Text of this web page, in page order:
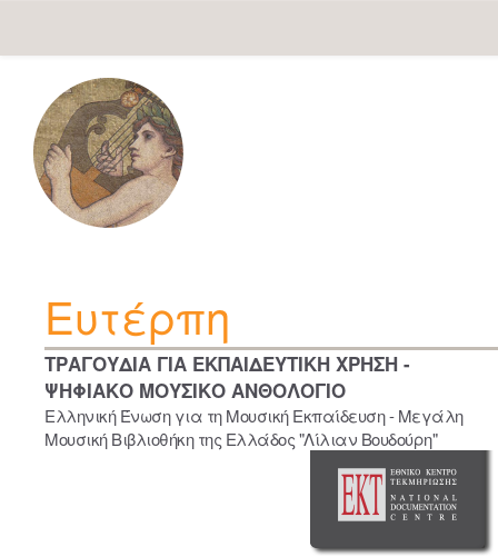
navigation
Ευτέρπη
ΤΡΑΓΟΥΔΙΑ ΓΙΑ ΕΚΠΑΙΔΕΥΤΙΚΗ ΧΡΗΣΗ -
ΨΗΦΙΑΚΟ ΜΟΥΣΙΚΟ ΑΝΘΟΛΟΓΙΟ
Ελληνική Ένωση για τη Μουσική Εκπαίδευση - Μεγάλη
Μουσική Βιβλιοθήκη της Ελλάδος "Λίλιαν Βουδούρη"